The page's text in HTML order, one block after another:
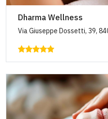
Dharma Wellness
Via Giuseppe Dossetti, 39,